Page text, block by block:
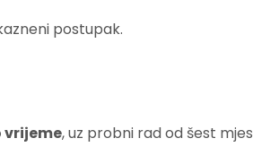
postupak.
vrijeme, uz probni rad od šest